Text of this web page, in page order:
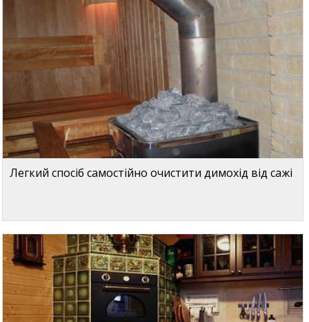
Легкий спосіб самостійно очистити димохід від сажі